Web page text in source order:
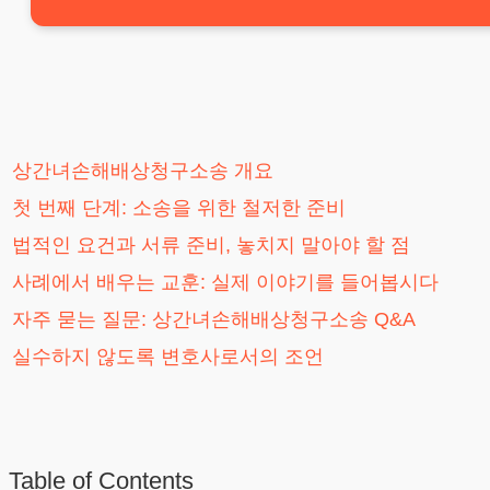
상간녀손해배상청구소송 개요
첫 번째 단계: 소송을 위한 철저한 준비
법적인 요건과 서류 준비, 놓치지 말아야 할 점
사례에서 배우는 교훈: 실제 이야기를 들어봅시다
자주 묻는 질문: 상간녀손해배상청구소송 Q&A
실수하지 않도록 변호사로서의 조언
Table of Contents